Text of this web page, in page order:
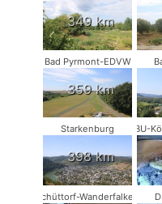
349 km
Bad Pyrmont-EDVW
359 km
Starkenburg
398 km
NABU-
Schüttorf-Wanderfalken